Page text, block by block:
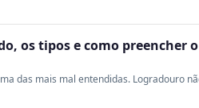
os tipos e como preencher
das mais mal entendidas. Logradouro